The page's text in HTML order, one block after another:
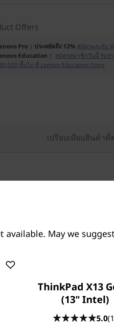
Offers
Pro | ประหยัดถึง 12% สมัครและรับ
Education | สมัครสมาชิกวันนี้ รับส่
ขึ้นไป ที่ Lenovo Education Store
เปรียบเทียบสินค้า
P16s Gen 4 (16”
แบบพกพาที่บางและเบา
งใช้กำลังในการประมวล
งการเดินทาง
available. May we
ThinkPad X13
(13" Intel)
5.0